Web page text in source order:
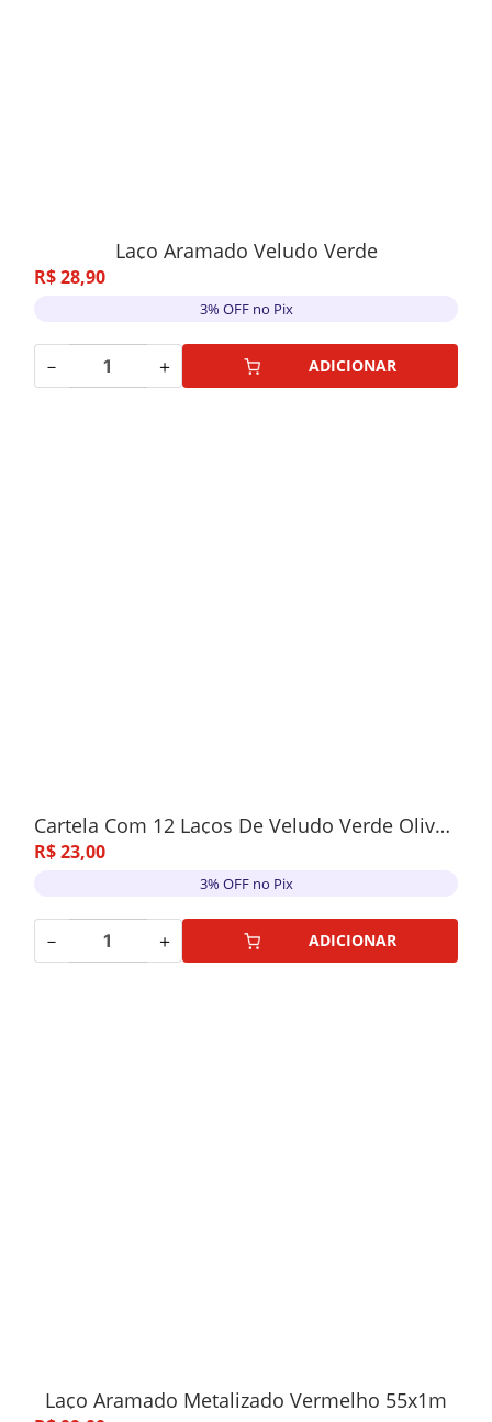
Laço Aramado Veludo Verde
R$28,90
3% OFF no Pix
－ ＋ ADICIONAR
Cartela Com 12 Laços De Veludo Verde Oliva 10cm
R$23,00
3% OFF no Pix
－ ＋ ADICIONAR
Laço Aramado Metalizado Vermelho 55x1m